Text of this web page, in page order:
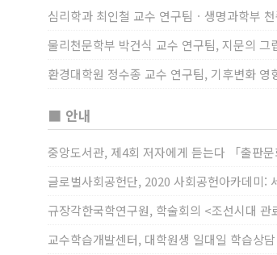
■ 안내
교수학습개발센터, 대학원생 일대일 학습상담